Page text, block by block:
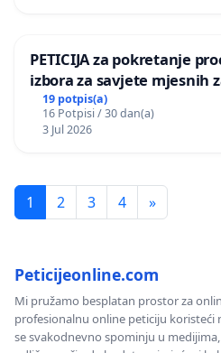
PETICIJA za pokretanje
izbora za savjete mjesnih
Bugojno
19 potpis(a)
16 Potpisi / 30 dan(a)
3 Jul 2026
1 2 3 4 »
Peticijeonline.com
Mi pružamo besplatan prostor za
profesionalnu online peticiju koristeći
se svakodnevno spominju u